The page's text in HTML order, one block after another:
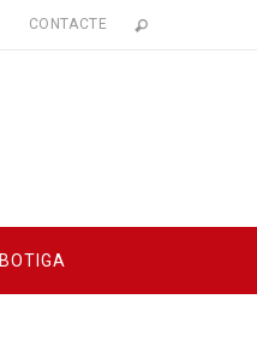
CONTACTE
BOTIGA